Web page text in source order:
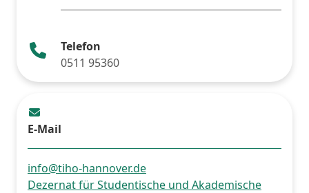
E-Mail
info@tiho-hannover.de
Dezernat für Studentische und Akademische
Telefon
0511 95360